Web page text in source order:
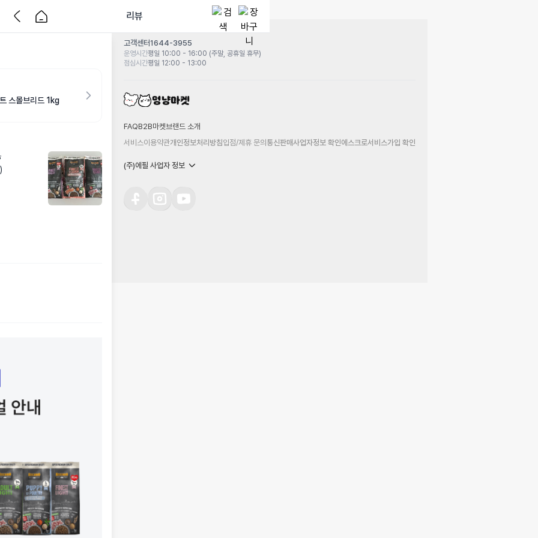
리뷰
스몰브리드 1kg
고객센터1644-3955
운영시간평일 10:00 - 16:00 (주말, 공휴일 휴무)
점심시간평일 12:00 - 13:00
FAQB2B마켓 브랜드 소개
서비스이용약관개인정보처리방침입점/제휴 문의통신판매사업자정보 확인에스크로서비스가입 확인
(주)에필 사업자 정보